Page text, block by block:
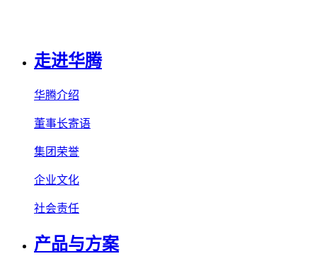
走进华腾
华腾介绍
董事长寄语
集团荣誉
企业文化
社会责任
产品与方案